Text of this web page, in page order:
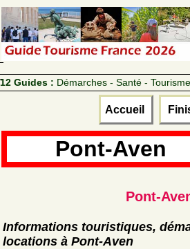
12 Guides : Démarches - Santé -
Accueil
Pont-Aven
Pont-
Informations touristiques,
locations à Pont-Aven